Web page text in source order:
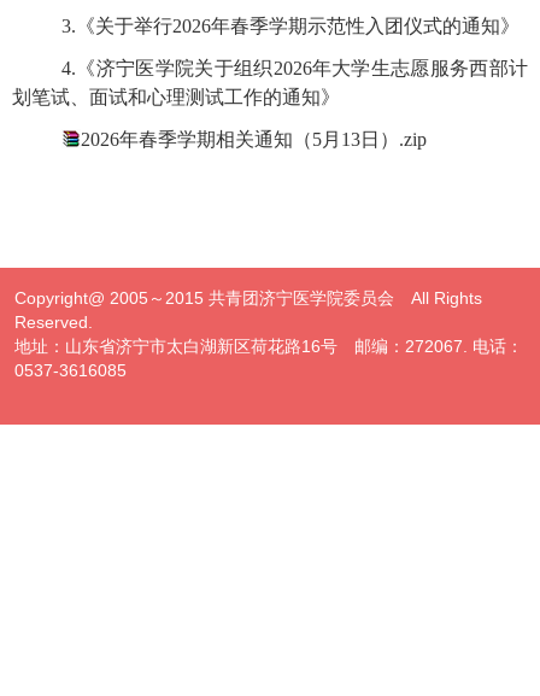
3.《关于举行2026年春季学期示范性入团仪式的通知》
4.《济宁医学院关于组织2026年大学生志愿服务西部计
划笔试、面试和心理测试工作的通知》
2026年春季学期相关通知（5月13日）.zip
Copyright@ 2005～2015 共青团济宁医学院委员会 All Rights
Reserved.
地址：山东省济宁市太白湖新区荷花路16号 邮编：272067. 电话：
0537-3616085